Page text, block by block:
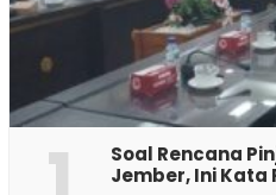
‎Soal Rencana
Jember, Ini Kata